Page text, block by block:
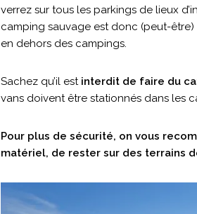
verrez sur tous les parkings de lieux
camping sauvage est donc (peut-
en dehors des campings.
Sachez qu’il est interdit de faire du
vans doivent être stationnés dans les
Pour plus de sécurité, on vous
matériel, de rester sur des terrains